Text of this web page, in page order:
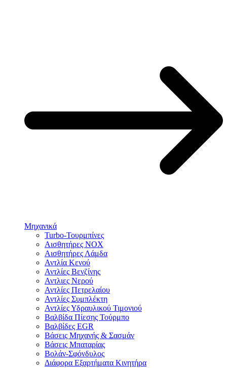
Μηχανικά
Turbo-Τουρμπίνες
Αισθητήρες NOX
Αισθητήρες Λάμδα
Αντλία Κενού
Αντλίες Βενζίνης
Αντλιες Νερού
Αντλίες Πετρελαίου
Αντλίες Συμπλέκτη
Αντλίες Υδραυλικού Τιμονιού
Βαλβίδα Πίεσης Τούρμπο
Βαλβίδες EGR
Βάσεις Μηχανής & Σασμάν
Βάσεις Μπαταρίας
Βολάν-Σφόνδυλος
Διάφορα Εξαρτήματα Κινητήρα